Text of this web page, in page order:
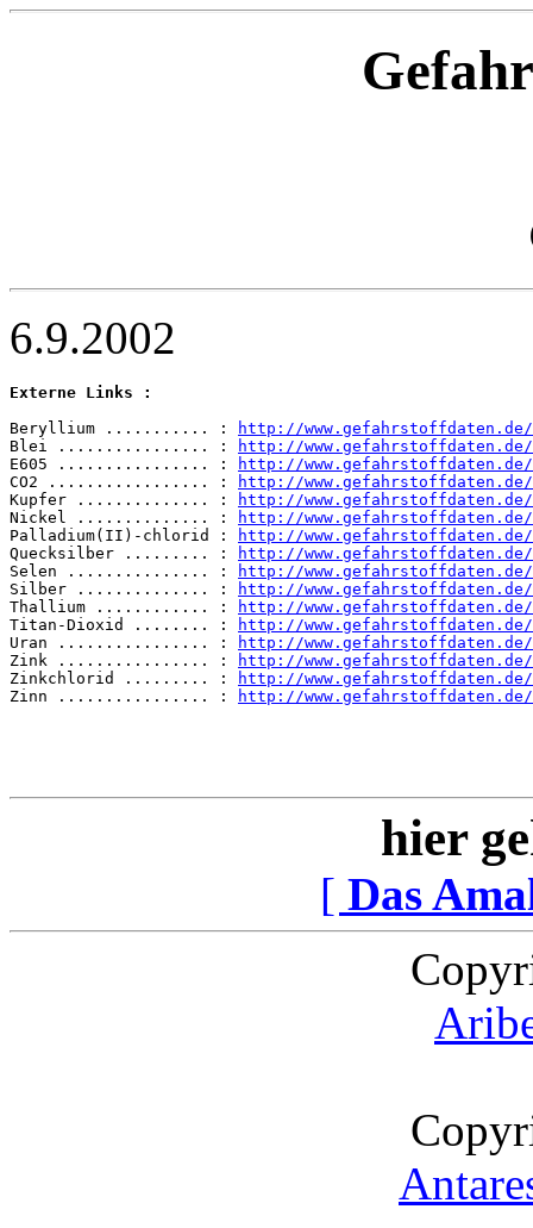
6.9.2002
Externe Links :
Beryllium ........... :
http://www.gefahrstoffdaten.de/
Blei ................ :
http://www.gefahrstoffdaten.de/
E605 ................ :
http://www.gefahrstoffdaten.de/
CO2 ................. :
http://www.gefahrstoffdaten.de/
Kupfer .............. :
http://www.gefahrstoffdaten.de/
Nickel .............. :
http://www.gefahrstoffdaten.de/
Palladium(II)-chlorid :
http://www.gefahrstoffdaten.de/
Quecksilber ......... :
http://www.gefahrstoffdaten.de/
Selen ............... :
http://www.gefahrstoffdaten.de/
Silber .............. :
http://www.gefahrstoffdaten.de/
Thallium ............ :
http://www.gefahrstoffdaten.de/
Titan-Dioxid ........ :
http://www.gefahrstoffdaten.de/
Uran ................ :
http://www.gefahrstoffdaten.de/
Zink ................ :
http://www.gefahrstoffdaten.de/
Zinkchlorid ......... :
http://www.gefahrstoffdaten.de/
Zinn ................ :
http://www.gefahrstoffdaten.de/
hier
[ Das